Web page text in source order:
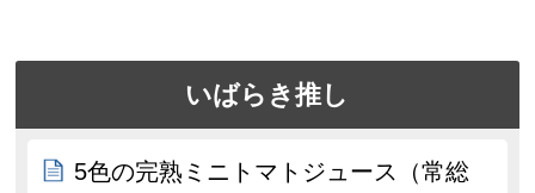
いばらき推し
5色の完熟ミニトマトジュース（常総